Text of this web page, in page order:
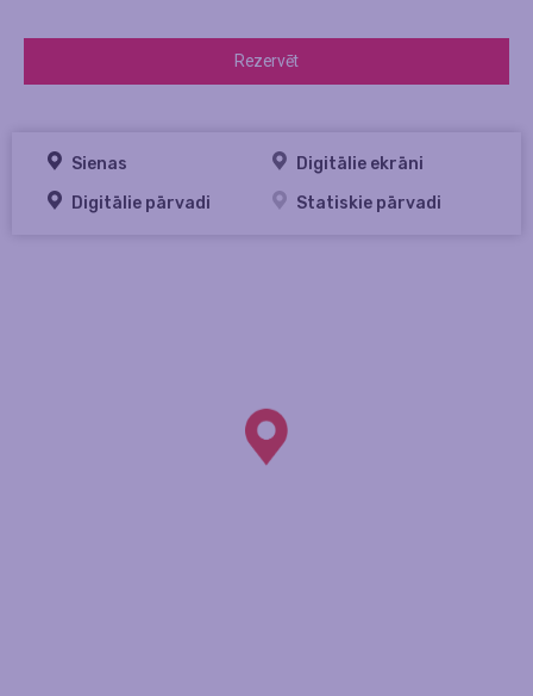
Rezervēt
Sienas
Digitālie ekrāni
Digitālie pārvadi
Statiskie pārvadi